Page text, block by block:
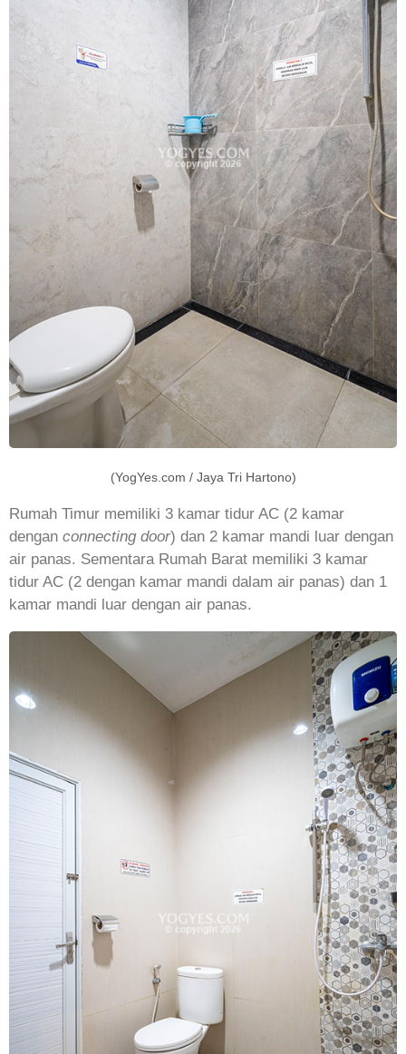
(YogYes.com / Jaya Tri Hartono)
Rumah Timur memiliki 3 kamar tidur AC (2 kamar
dengan connecting door) dan 2 kamar mandi luar dengan
air panas. Sementara Rumah Barat memiliki 3 kamar
tidur AC (2 dengan kamar mandi dalam air panas) dan 1
kamar mandi luar dengan air panas.